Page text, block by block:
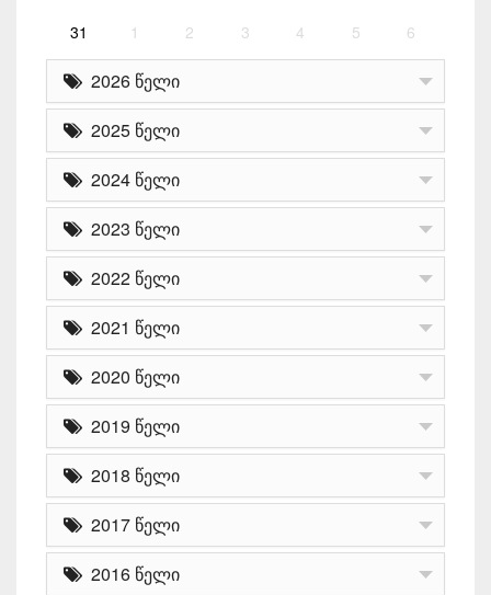
31 1 2 3 4 5 6
2026 წელი
2025 წელი
2024 წელი
2023 წელი
2022 წელი
2021 წელი
2020 წელი
2019 წელი
2018 წელი
2017 წელი
2016 წელი